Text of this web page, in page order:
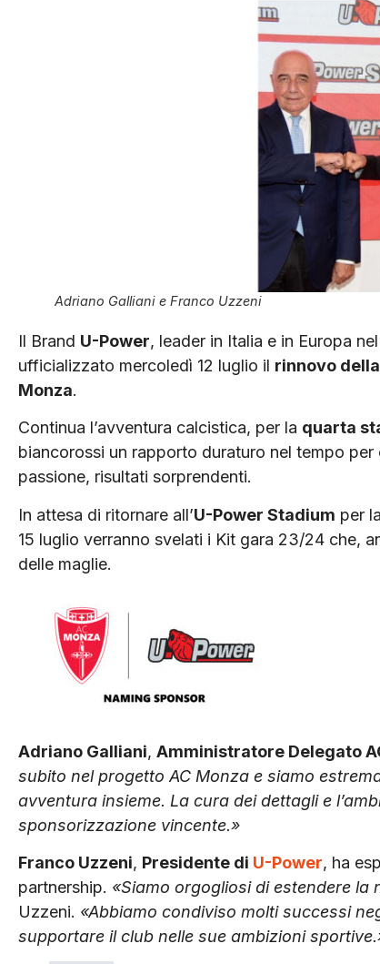
Adriano Galliani e Franco Uzzeni
Il Brand U-Power, leader in Italia e in Europa
ufficializzato mercoledì 12 luglio il rinnovo
Monza.
Continua l’avventura calcistica, per la quarta
biancorossi un rapporto duraturo nel tempo
passione, risultati sorprendenti.
In attesa di ritornare all’U-Power Stadium per la
15 luglio verranno svelati i Kit gara 23/24 che,
delle maglie.
Adriano Galliani, Amministratore Delegato
subito nel progetto AC Monza e siamo
avventura insieme. La cura dei dettagli e
sponsorizzazione vincente.»
Franco Uzzeni, Presidente di U-Power, ha
partnership. «Siamo orgogliosi di estendere la
Uzzeni. «Abbiamo condiviso molti successi
supportare il club nelle sue ambizioni